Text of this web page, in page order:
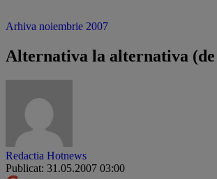
Arhiva noiembrie 2007
Alternativa la alternativa
Redactia Hotnews
Publicat: 31.05.2007 03:00